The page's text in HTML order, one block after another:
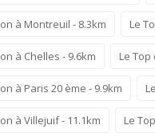
à Montreuil - 8.3km Le
à Chelles - 9.6km Le
à Paris 20 ème - 9.9km
à Villejuif - 11.1km Le